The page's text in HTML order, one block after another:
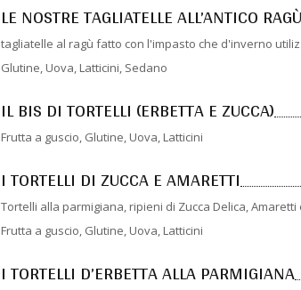
LE NOSTRE TAGLIATELLE ALL’ANTICO
tagliatelle al ragù fatto con l'impasto che d'inverno
Glutine, Uova, Latticini, Sedano
IL BIS DI TORTELLI (ERBETTA E ZUCCA)
Frutta a guscio, Glutine, Uova, Latticini
I TORTELLI DI ZUCCA E AMARETTI
Tortelli alla parmigiana, ripieni di Zucca Delica, Amaretti
Frutta a guscio, Glutine, Uova, Latticini
I TORTELLI D’ERBETTA ALLA PARMIGIANA